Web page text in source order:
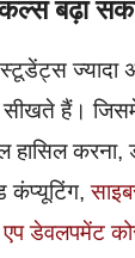
बढ़ा
ज्यादा
हैं। जिसमें
हासिल करना,
कंप्यूटिंग,
डेवलपमेंट